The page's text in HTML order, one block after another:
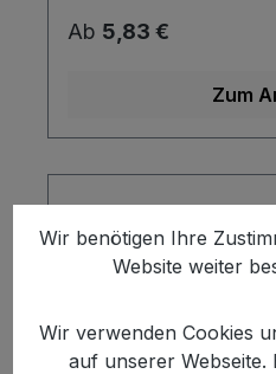
Regulärer Preis:
Ab 5,83 €
Zum
Wir benötigen Ihre
Website weiter
Wir verwenden Cookies
auf unserer Webseite.